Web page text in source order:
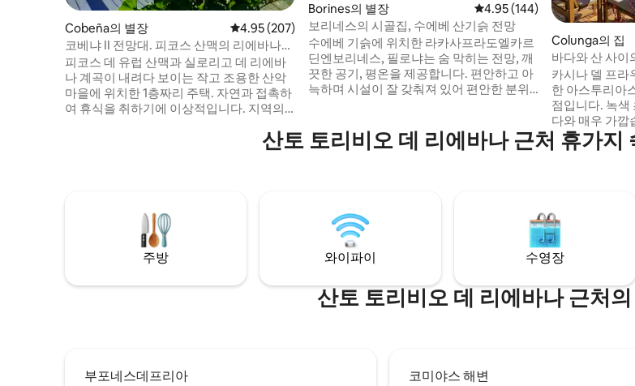
Cobeña의 별장 평점 4.95점(5점 만점), 후기 207개
4.95 (207)
코베냐 II 전망대. 피코스 산맥의 리에바나
공기
피코스 데 유럽 산맥과 실로리고 데 리에바
나 계곡이 내려다 보이는 작고 조용한 산악
마을에 위치한 1층짜리 주택. 자연과 접촉하
여 휴식을 취하기에 이상적입니다. 지역의
35km 거리에 있는 푸엔테 데 케이블카를 타
고 피코스에 올라갈 수 있으며 50km 거리에
용 주차장. 침구와 세면도구가 준비되어 있
습니다. 와이파이.
Borines의 별장 평점 4.95점(5점 만점), 후기
4.95 (144)
보리네스의 시골집, 수에베 산기슭 전망
수에베 기슭에 위치한 라카사프라도엘카르
딘엔보리네스, 필로냐는 숨 막히는 전망, 깨
끗한 공기, 평온을 제공합니다. 편안하고 아
늑하며 시설이 잘 갖춰져 있어 편안한 분위
욕실과 샤워시설이 있는 야외 정자, 야외 주
방과 바비큐 시설이 있습니다. 칸타브리아,
Colunga의 집
바다와 산 사이
카시나 델 프라
한 아스투리아
점입니다. 녹색
다와 매우 가깝
리를 좋아하는
과 멋진 경로로
좋은 음식 사이
후 조용히 쉬실
산토 토리비오 데 리에바나 근처 휴가지
주방 와이파이 수영장
산토 토리비오 데 리에바나 근처
부포네스데프리아
코미야스 해변